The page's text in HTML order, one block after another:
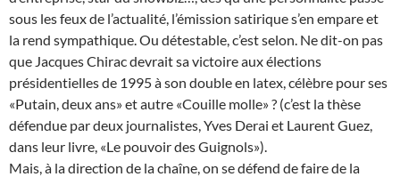
sous les feux de l’actualité, l’émission satirique s’en empare et
la rend sympathique. Ou détestable, c’est selon. Ne dit-on pas
que Jacques Chirac devrait sa victoire aux élections
présidentielles de 1995 à son double en latex, célèbre pour ses
«Putain, deux ans» et autre «Couille molle» ? (c’est la thèse
défendue par deux journalistes, Yves Derai et Laurent Guez,
dans leur livre, «Le pouvoir des Guignols»).
Mais, à la direction de la chaîne, on se défend de faire de la